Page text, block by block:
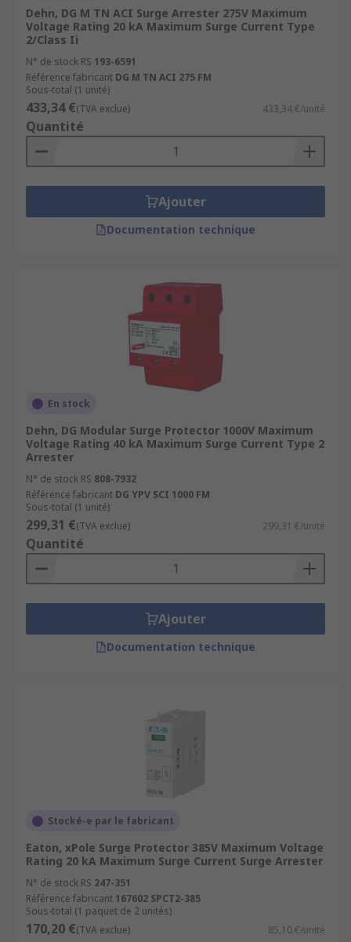
Dehn, DG M TN ACI Surge Arrester 275V Maximum
Voltage Rating 20 kA Maximum Surge Current Type
2/Class Ii
N° de stock RS 193-6591
Référence fabricant DG M TN ACI 275 FM
Sous-total (1 unité)
433,34 €(TVA exclue) 433,34 €/unité
Quantité
Ajouter
Documentation technique
En stock
Dehn, DG Modular Surge Protector 1000V Maximum
Voltage Rating 40 kA Maximum Surge Current Type 2
Arrester
N° de stock RS 808-7932
Référence fabricant DG YPV SCI 1000 FM
Sous-total (1 unité)
299,31 €(TVA exclue) 299,31 €/unité
Quantité
Ajouter
Documentation technique
Stocké-e par le fabricant
Eaton, xPole Surge Protector 385V Maximum Voltage
Rating 20 kA Maximum Surge Current Surge Arrester
N° de stock RS 247-351
Référence fabricant 167602 SPCT2-385
Sous-total (1 paquet de 2 unités)
170,20 €(TVA exclue) 85,10 €/unité